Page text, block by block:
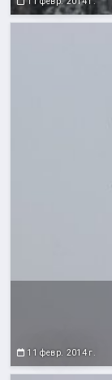
11 февр. 2014 г.